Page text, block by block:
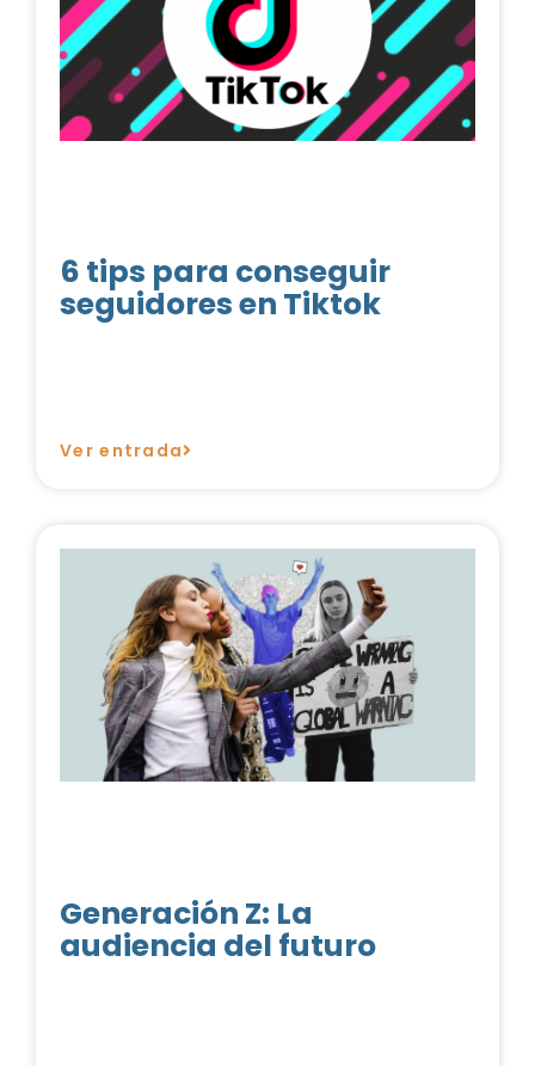
6 tips para conseguir
seguidores en Tiktok
Ver entrada
Generación Z: La
audiencia del futuro